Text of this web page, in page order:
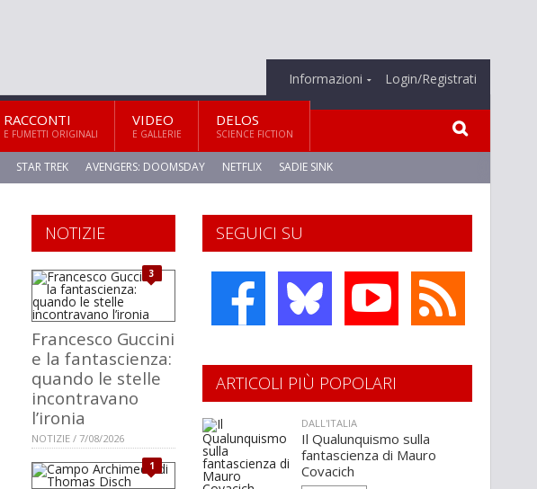
Informazioni Login/Registrati
RACCONTI
E FUMETTI ORIGINALI
VIDEO
E GALLERIE
DELOS
SCIENCE FICTION
STAR TREK AVENGERS: DOOMSDAY NETFLIX SADIE SINK
SEGUICI SU
NOTIZIE
3
Francesco Guccini
e la fantascienza:
quando le stelle
incontravano
l’ironia
NOTIZIE / 7/08/2026
1
ARTICOLI PIÙ POPOLARI
DALL'ITALIA
Il Qualunquismo sulla
fantascienza di Mauro
Covacich